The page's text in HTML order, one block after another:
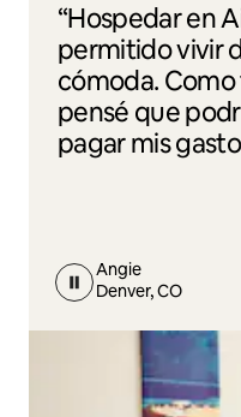
“Hospedar en
permitido vivir
cómoda.
pensé que
pagar mis
Angie
Denver, CO